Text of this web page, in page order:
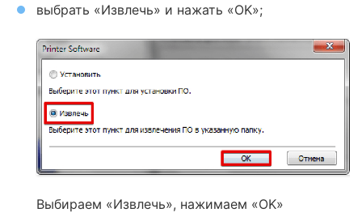
выбрать «Извлечь» и нажать «OK»;
Выбираем «Извлечь», нажимаем «OK»